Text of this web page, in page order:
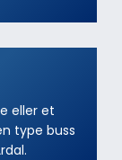
eller et
type buss